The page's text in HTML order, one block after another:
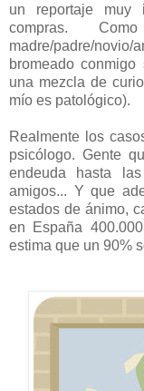
un reportaje muy
compras.
madre/padre/
bromeado
una mezcla de
mío es patológico).
Realmente los
psicólogo. Gente
endeuda hasta
amigos... Y que
estados de ánimo,
en España
estima que un 90%